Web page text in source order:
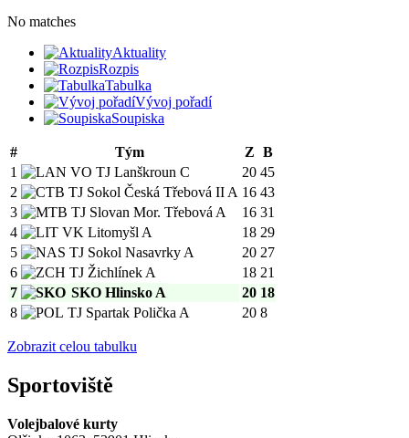
No matches
Aktuality
Rozpis
Tabulka
Vývoj pořadí
Soupiska
# Tým Z B
1
VO TJ Lanškroun C 20 45
2
TJ Sokol Česká Třebová II A 16 43
3
TJ Slovan Mor. Třebová A 16 31
4
VK Litomyšl A 18 29
5
TJ Sokol Nasavrky A 20 27
6
TJ Žichlínek A 18 21
7
SKO Hlinsko A 20 18
8
TJ Spartak Polička A 20 8
Zobrazit celou tabulku
Sportoviště
Volejbalové kurty